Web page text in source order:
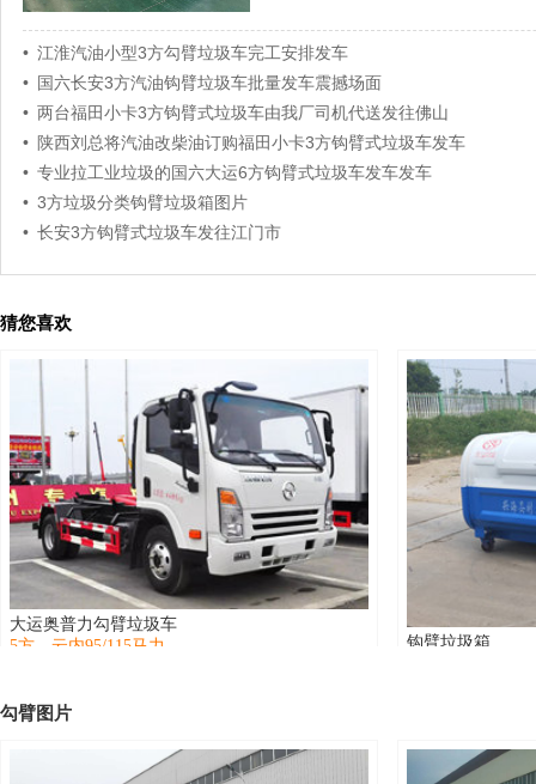
• 江淮汽油小型3方勾臂垃圾车完工安排发车
• 国六长安3方汽油钩臂垃圾车批量发车震撼场面
• 两台福田小卡3方钩臂式垃圾车由我厂司机代送发往佛山
• 陕西刘总将汽油改柴油订购福田小卡3方钩臂式垃圾车发车
• 专业拉工业垃圾的国六大运6方钩臂式垃圾车发车发车
• 3方垃圾分类钩臂垃圾箱图片
• 长安3方钩臂式垃圾车发往江门市
猜您喜欢
大运奥普力勾臂垃圾车
5方，云内95/115马力
钩臂垃圾箱
勾臂图片